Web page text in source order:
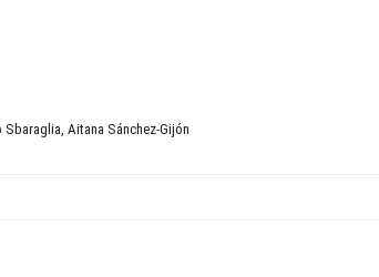
Sbaraglia, Aitana Sánchez-Gijón